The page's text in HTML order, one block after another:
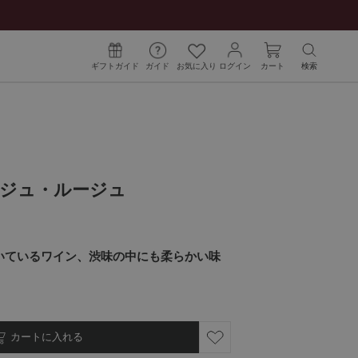
ギフトガイド ガイド お気に入り ログイン カート 検索
いるワイン、渋味の中にも柔らかい味
ュ・ルージュ
カートに入れる